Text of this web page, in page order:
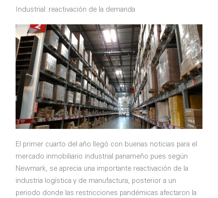
Industrial: reactivación de la demanda
El primer cuarto del año llegó con buenas noticias para el
mercado inmobiliario industrial panameño pues según
Newmark, se aprecia una importante reactivación de la
industria logística y de manufactura, posterior a un
periodo donde las restricciones pandémicas afectaron la